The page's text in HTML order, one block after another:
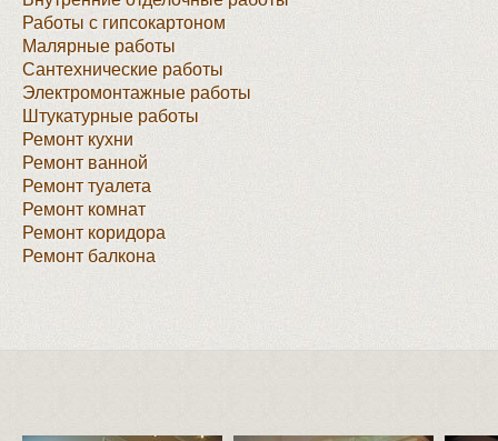
Работы с гипсокартоном
Малярные работы
Сантехнические работы
Электромонтажные работы
Штукатурные работы
Ремонт кухни
Ремонт ванной
Ремонт туалета
Ремонт комнат
Ремонт коридора
Ремонт балкона